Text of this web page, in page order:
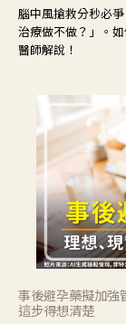
腦中風搶救分秒必
治療做不做？」。
醫師解說！
事後避孕藥擬加強
這步得想清楚